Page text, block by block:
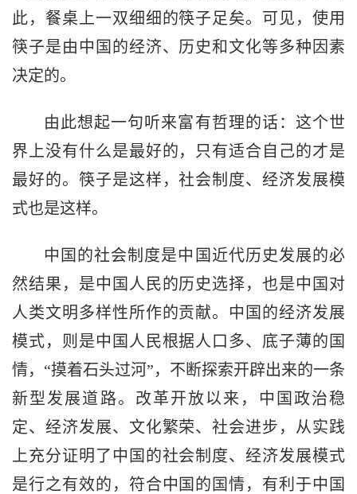
此，餐桌上一双细细的筷子足矣。可见，使用
筷子是由中国的经济、历史和文化等多种因素
决定的。
由此想起一句听来富有哲理的话：这个世
界上没有什么是最好的，只有适合自己的才是
最好的。筷子是这样，社会制度、经济发展模
式也是这样。
中国的社会制度是中国近代历史发展的必
然结果，是中国人民的历史选择，也是中国对
人类文明多样性所作的贡献。中国的经济发展
模式，则是中国人民根据人口多、底子薄的国
情，“摸着石头过河”，不断探索开辟出来的一条
新型发展道路。改革开放以来，中国政治稳
定、经济发展、文化繁荣、社会进步，从实践
上充分证明了中国的社会制度、经济发展模式
是行之有效的，符合中国的国情，有利于中国